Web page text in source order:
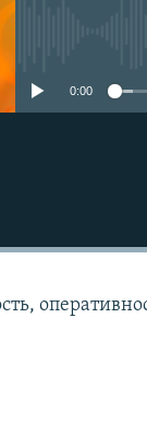
0:00